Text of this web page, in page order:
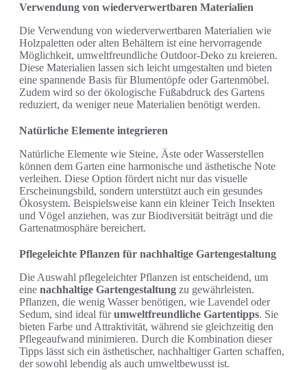
Verwendung von wiederverwertbaren Materialien
Die Verwendung von wiederverwertbaren Materialien wie
Holzpaletten oder alten Behältern ist eine hervorragende
Möglichkeit, umweltfreundliche Outdoor-Deko zu kreieren.
Diese Materialien lassen sich leicht umgestalten und bieten
eine spannende Basis für Blumentöpfe oder Gartenmöbel.
Zudem wird so der ökologische Fußabdruck des Gartens
reduziert, da weniger neue Materialien benötigt werden.
Natürliche Elemente integrieren
Natürliche Elemente wie Steine, Äste oder Wasserstellen
können dem Garten eine harmonische und ästhetische Note
verleihen. Diese Option fördert nicht nur das visuelle
Erscheinungsbild, sondern unterstützt auch ein gesundes
Ökosystem. Beispielsweise kann ein kleiner Teich Insekten
und Vögel anziehen, was zur Biodiversität beiträgt und die
Gartenatmosphäre bereichert.
Pflegeleichte Pflanzen für nachhaltige Gartengestaltung
Die Auswahl pflegeleichter Pflanzen ist entscheidend, um
eine nachhaltige Gartengestaltung zu gewährleisten.
Pflanzen, die wenig Wasser benötigen, wie Lavendel oder
Sedum, sind ideal fürumweltfreundliche Gartentipps. Sie
bieten Farbe und Attraktivität, während sie gleichzeitig den
Pflegeaufwand minimieren. Durch die Kombination dieser
Tipps lässt sich ein ästhetischer, nachhaltiger Garten schaffen,
der sowohl lebendig als auch umweltbewusst ist.